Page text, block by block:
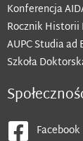
Konferencja
Rocznik Historii
AUPC Studia
Szkoła
Facebook